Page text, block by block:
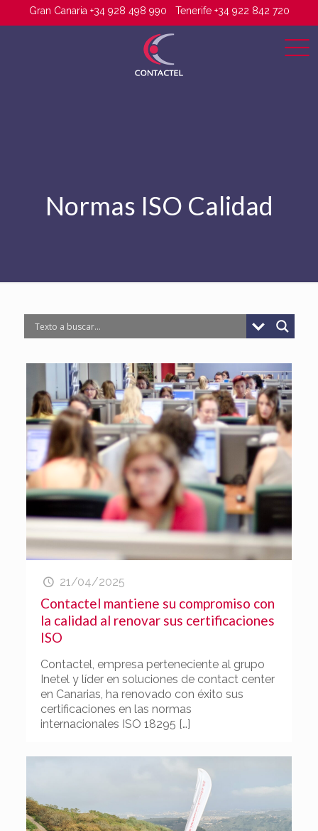
Gran Canaria +34 928 498 990 Tenerife +34 922 842 720
Normas ISO Calidad
21/04/2025
Contactel mantiene su compromiso con
la calidad al renovar sus certificaciones
ISO
Contactel, empresa perteneciente al grupo
Inetel y líder en soluciones de contact center
en Canarias, ha renovado con éxito sus
certificaciones en las normas
internacionales ISO 18295 […]